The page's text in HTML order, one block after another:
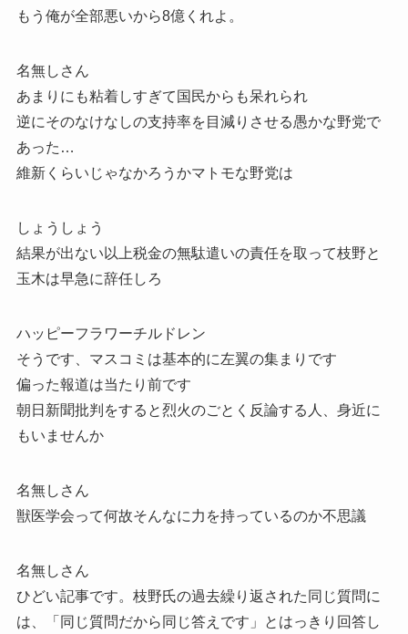
もう俺が全部悪いから8億くれよ。
名無しさん
あまりにも粘着しすぎて国民からも呆れられ
逆にそのなけなしの支持率を目減りさせる愚かな野党で
あった…
維新くらいじゃなかろうかマトモな野党は
しょうしょう
結果が出ない以上税金の無駄遣いの責任を取って枝野と
玉木は早急に辞任しろ
ハッピーフラワーチルドレン
そうです、マスコミは基本的に左翼の集まりです
偏った報道は当たり前です
朝日新聞批判をすると烈火のごとく反論する人、身近に
もいませんか
名無しさん
獣医学会って何故そんなに力を持っているのか不思議
名無しさん
ひどい記事です。枝野氏の過去繰り返された同じ質問に
は、「同じ質問だから同じ答えです」とはっきり回答し